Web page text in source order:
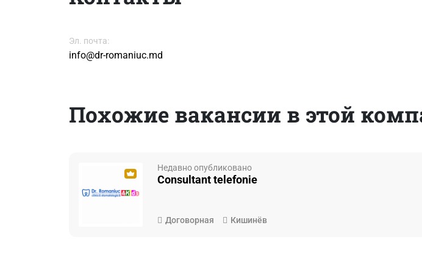
Эл. почта:
info@dr-romaniuc.md
Похожие вакансии в этой
Недавно опубликовано
Consultant telefonie
Договорная Кишинёв